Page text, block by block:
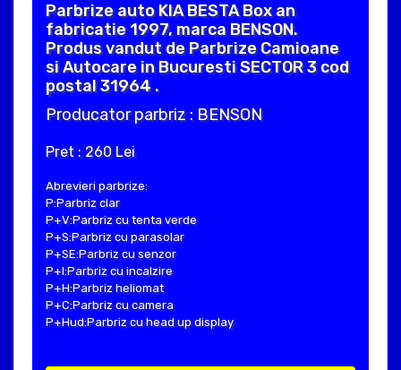
Parbrize auto KIA BESTA Box an
fabricatie 1997, marca BENSON.
Produs vandut de Parbrize Camioane
si Autocare in Bucuresti SECTOR 3 cod
postal 31964 .
Producator parbriz : BENSON
Pret : 260 Lei
Abrevieri parbrize:
P:Parbriz clar
P+V:Parbriz cu tenta verde
P+S:Parbriz cu parasolar
P+SE:Parbriz cu senzor
P+I:Parbriz cu incalzire
P+H:Parbriz heliomat
P+C:Parbriz cu camera
P+Hud:Parbriz cu head up display